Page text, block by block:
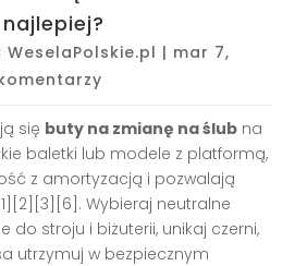
WeselaPolskie.pl | mar 7,
się buty na zmianę na ślub na
baletki lub modele z platformą,
z amortyzacją i pozwalają
Wybieraj neutralne
do stroju i biżuterii, unikaj czerni,
utrzymuj w bezpiecznym